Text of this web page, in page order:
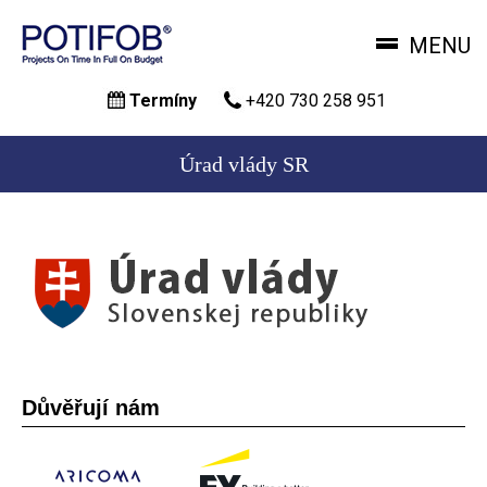
hlavnímu
MENU
Termíny +420 730 258 951
Úrad vlády SR
Důvěřují nám